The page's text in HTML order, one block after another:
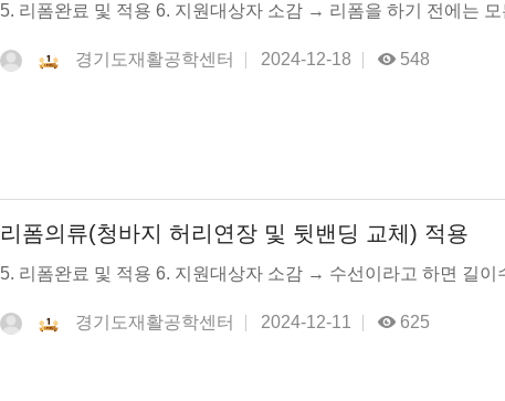
5. 리폼완료 및 적용 6. 지원대상자 소감 → 리폼을 하기 전에는
경기도재활공학센터 2024-12-18 548
리폼의류(청바지 허리연장 및 뒷밴딩 교체) 적용
5. 리폼완료 및 적용 6. 지원대상자 소감 → 수선이라고 하면 길이
경기도재활공학센터 2024-12-11 625